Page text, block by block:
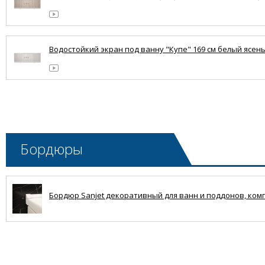
Водостойкий экран под ванну "Купе" 169 см белый ясень
Бордюры
Бордюр Sanjet декоративный для ванн и поддонов,